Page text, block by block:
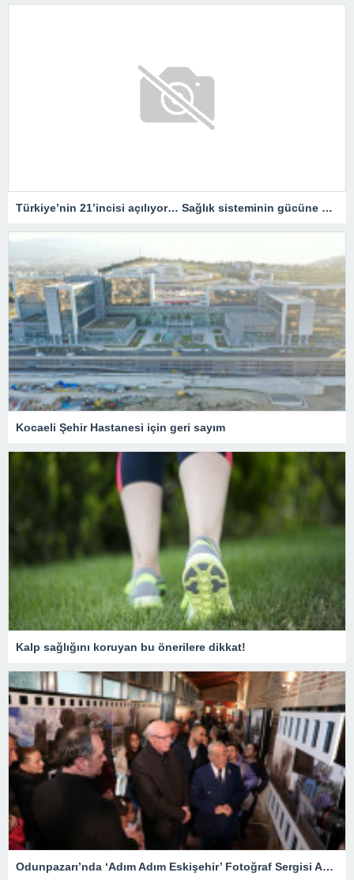
Türkiye’nin 21’incisi açılıyor… Sağlık sisteminin gücüne güç katacak
Kocaeli Şehir Hastanesi için geri sayım
Kalp sağlığını koruyan bu önerilere dikkat!
Odunpazarı’nda ‘Adım Adım Eskişehir’ Fotoğraf Sergisi Açıldı